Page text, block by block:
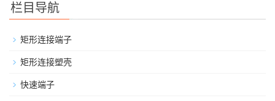
栏目导航
矩形连接端子
矩形连接塑壳
快速端子